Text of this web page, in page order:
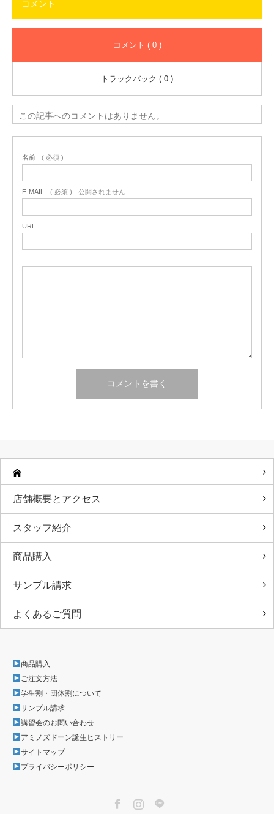
コメント
コメント ( 0 )
トラックバック ( 0 )
この記事へのコメントはありません。
名前 ( 必須 )
E-MAIL ( 必須 ) - 公開されません -
URL
店舗概要とアクセス
スタッフ紹介
商品購入
サンプル請求
よくあるご質問
商品購入
ご注文方法
学生割・団体割について
サンプル請求
講習会のお問い合わせ
アミノズドーン誕生ヒストリー
サイトマップ
プライバシーポリシー